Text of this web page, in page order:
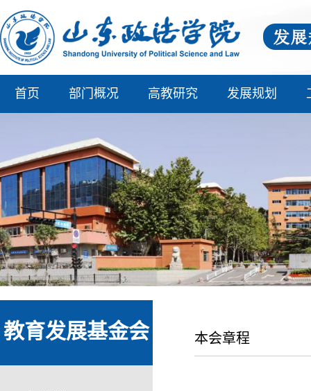
首页 部门概况 高教研究 发展规划
教育发展基金会 本会章程